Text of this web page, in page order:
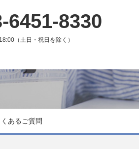
6451-8330
（土日・祝日を除く）
くあるご質問